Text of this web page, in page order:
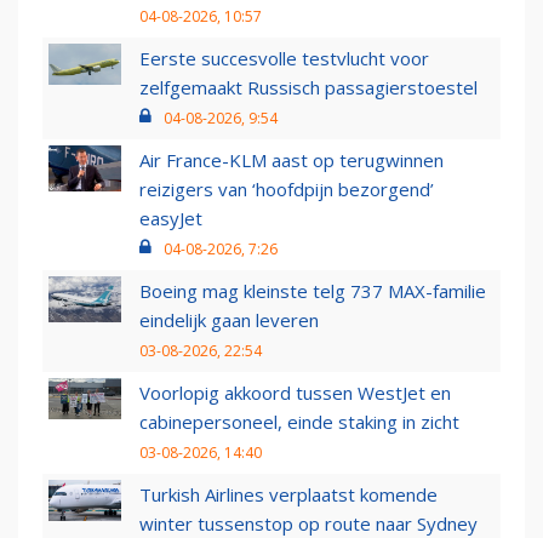
04-08-2026, 10:57
Eerste succesvolle testvlucht voor
zelfgemaakt Russisch passagierstoestel
04-08-2026, 9:54
Air France-KLM aast op terugwinnen
reizigers van ‘hoofdpijn bezorgend’
easyJet
04-08-2026, 7:26
Boeing mag kleinste telg 737 MAX-familie
eindelijk gaan leveren
03-08-2026, 22:54
Voorlopig akkoord tussen WestJet en
cabinepersoneel, einde staking in zicht
03-08-2026, 14:40
Turkish Airlines verplaatst komende
winter tussenstop op route naar Sydney